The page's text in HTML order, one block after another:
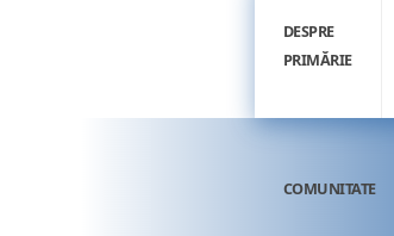
DESPRE
PRIMĂRIE
COMUNITATE